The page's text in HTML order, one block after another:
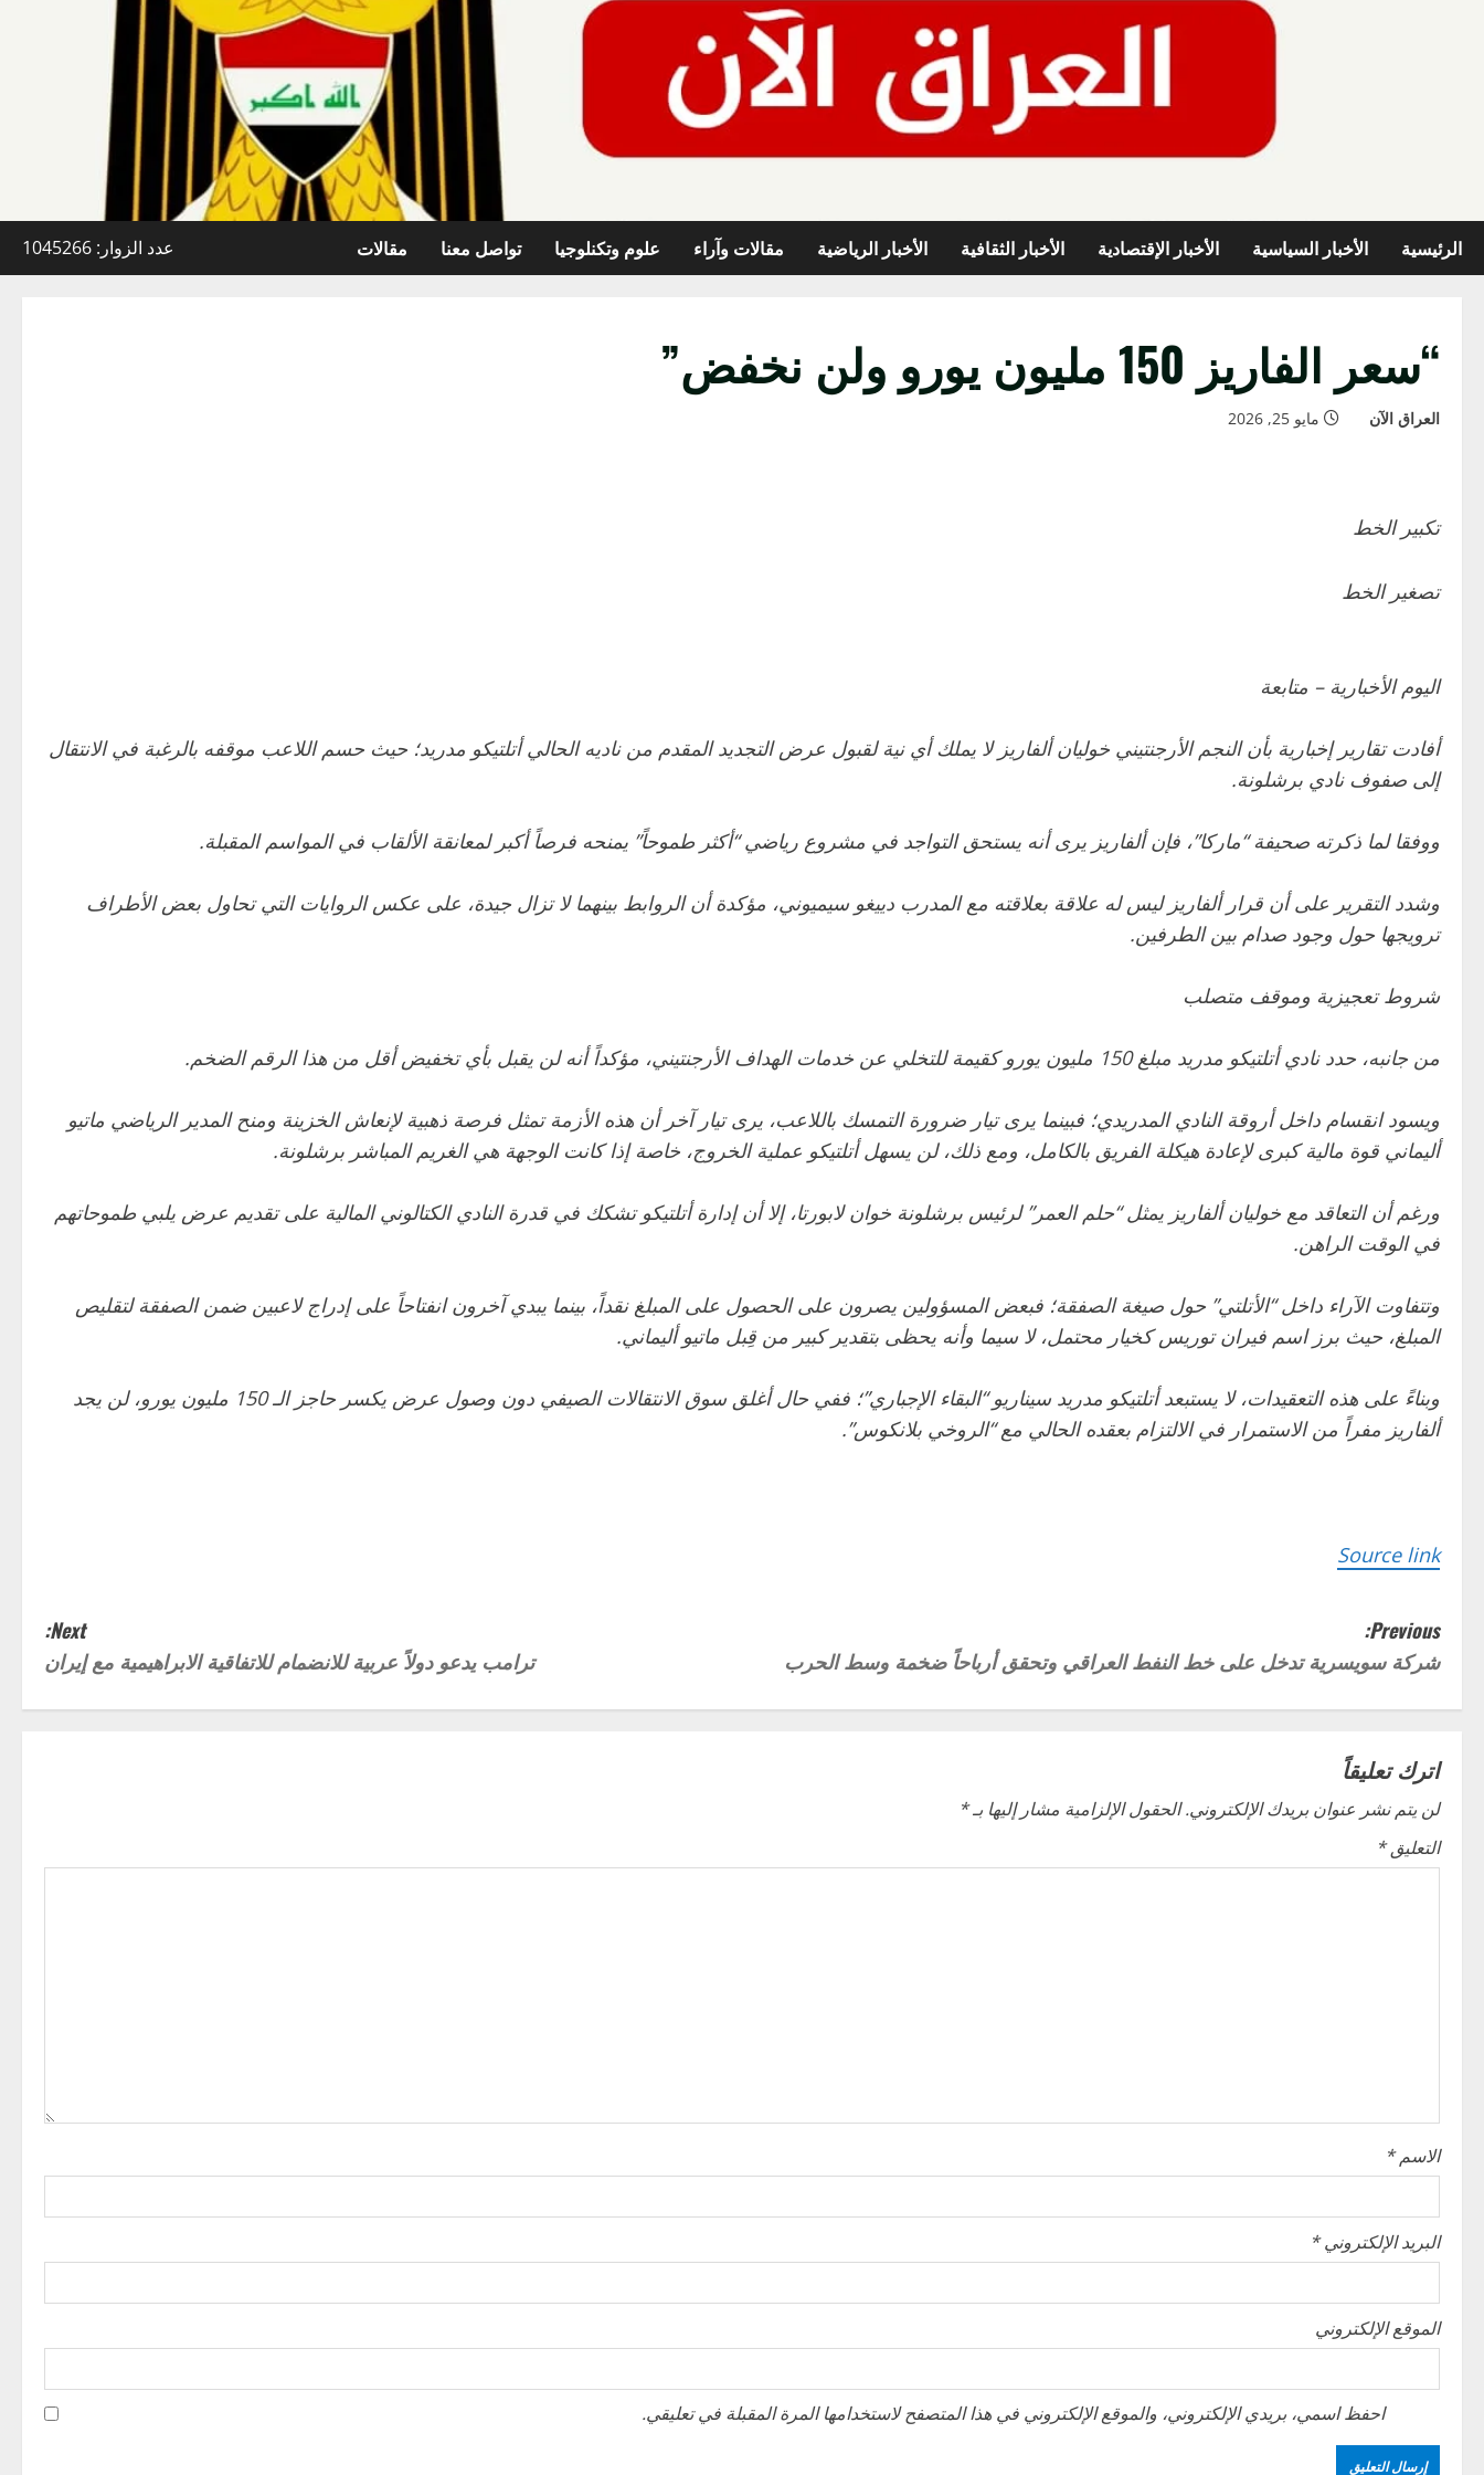
الرئيسية الأخبار السياسية الأخبار الإقتصادية الأخبار الثقافية الأخبار الرياضية مقالات وآراء علوم وتكنلوجيا تواصل معنا مقالات عدد الزوار: 1045266
“سعر الفاريز 150 مليون يورو ولن نخفض”
العراق الآن مايو 25, 2026
تكبير الخط
تصغير الخط
اليوم الأخبارية – متابعة
أفادت تقارير إخبارية بأن النجم الأرجنتيني خوليان ألفاريز لا يملك أي نية لقبول عرض التجديد المقدم من ناديه الحالي أتلتيكو مدريد؛ حيث حسم اللاعب موقفه بالرغبة في الانتقال
إلى صفوف نادي برشلونة.
ووفقا لما ذكرته صحيفة “ماركا”، فإن ألفاريز يرى أنه يستحق التواجد في مشروع رياضي “أكثر طموحاً” يمنحه فرصاً أكبر لمعانقة الألقاب في المواسم المقبلة.
وشدد التقرير على أن قرار ألفاريز ليس له علاقة بعلاقته مع المدرب دييغو سيميوني، مؤكدة أن الروابط بينهما لا تزال جيدة، على عكس الروايات التي تحاول بعض الأطراف
ترويجها حول وجود صدام بين الطرفين.
شروط تعجيزية وموقف متصلب
من جانبه، حدد نادي أتلتيكو مدريد مبلغ 150 مليون يورو كقيمة للتخلي عن خدمات الهداف الأرجنتيني، مؤكداً أنه لن يقبل بأي تخفيض أقل من هذا الرقم الضخم.
ويسود انقسام داخل أروقة النادي المدريدي؛ فبينما يرى تيار ضرورة التمسك باللاعب، يرى تيار آخر أن هذه الأزمة تمثل فرصة ذهبية لإنعاش الخزينة ومنح المدير الرياضي ماتيو
أليماني قوة مالية كبرى لإعادة هيكلة الفريق بالكامل، ومع ذلك، لن يسهل أتلتيكو عملية الخروج، خاصة إذا كانت الوجهة هي الغريم المباشر برشلونة.
ورغم أن التعاقد مع خوليان ألفاريز يمثل “حلم العمر” لرئيس برشلونة خوان لابورتا، إلا أن إدارة أتلتيكو تشكك في قدرة النادي الكتالوني المالية على تقديم عرض يلبي طموحاتهم
في الوقت الراهن.
وتتفاوت الآراء داخل “الأتلتي” حول صيغة الصفقة؛ فبعض المسؤولين يصرون على الحصول على المبلغ نقداً، بينما يبدي آخرون انفتاحاً على إدراج لاعبين ضمن الصفقة لتقليص
المبلغ، حيث برز اسم فيران توريس كخيار محتمل، لا سيما وأنه يحظى بتقدير كبير من قِبل ماتيو أليماني.
وبناءً على هذه التعقيدات، لا يستبعد أتلتيكو مدريد سيناريو “البقاء الإجباري”؛ ففي حال أغلق سوق الانتقالات الصيفي دون وصول عرض يكسر حاجز الـ 150 مليون يورو، لن يجد
ألفاريز مفراً من الاستمرار في الالتزام بعقده الحالي مع “الروخي بلانكوس”.
Source link
P
o
s
t
n
a
i
o
n
Previous:
شركة سويسرية تدخل على خط النفط العراقي وتحقق أرباحاً ضخمة وسط الحرب
Next:
ترامب يدعو دولاً عربية للانضمام للاتفاقية الابراهيمية مع إيران
اترك تعليقاً
لن يتم نشر عنوان بريدك الإلكتروني. الحقول الإلزامية مشار إليها بـ*
التعليق*
الاسم*
البريد الإلكتروني*
الموقع الإلكتروني
احفظ اسمي، بريدي الإلكتروني، والموقع الإلكتروني في هذا المتصفح لاستخدامها المرة المقبلة في تعليقي.